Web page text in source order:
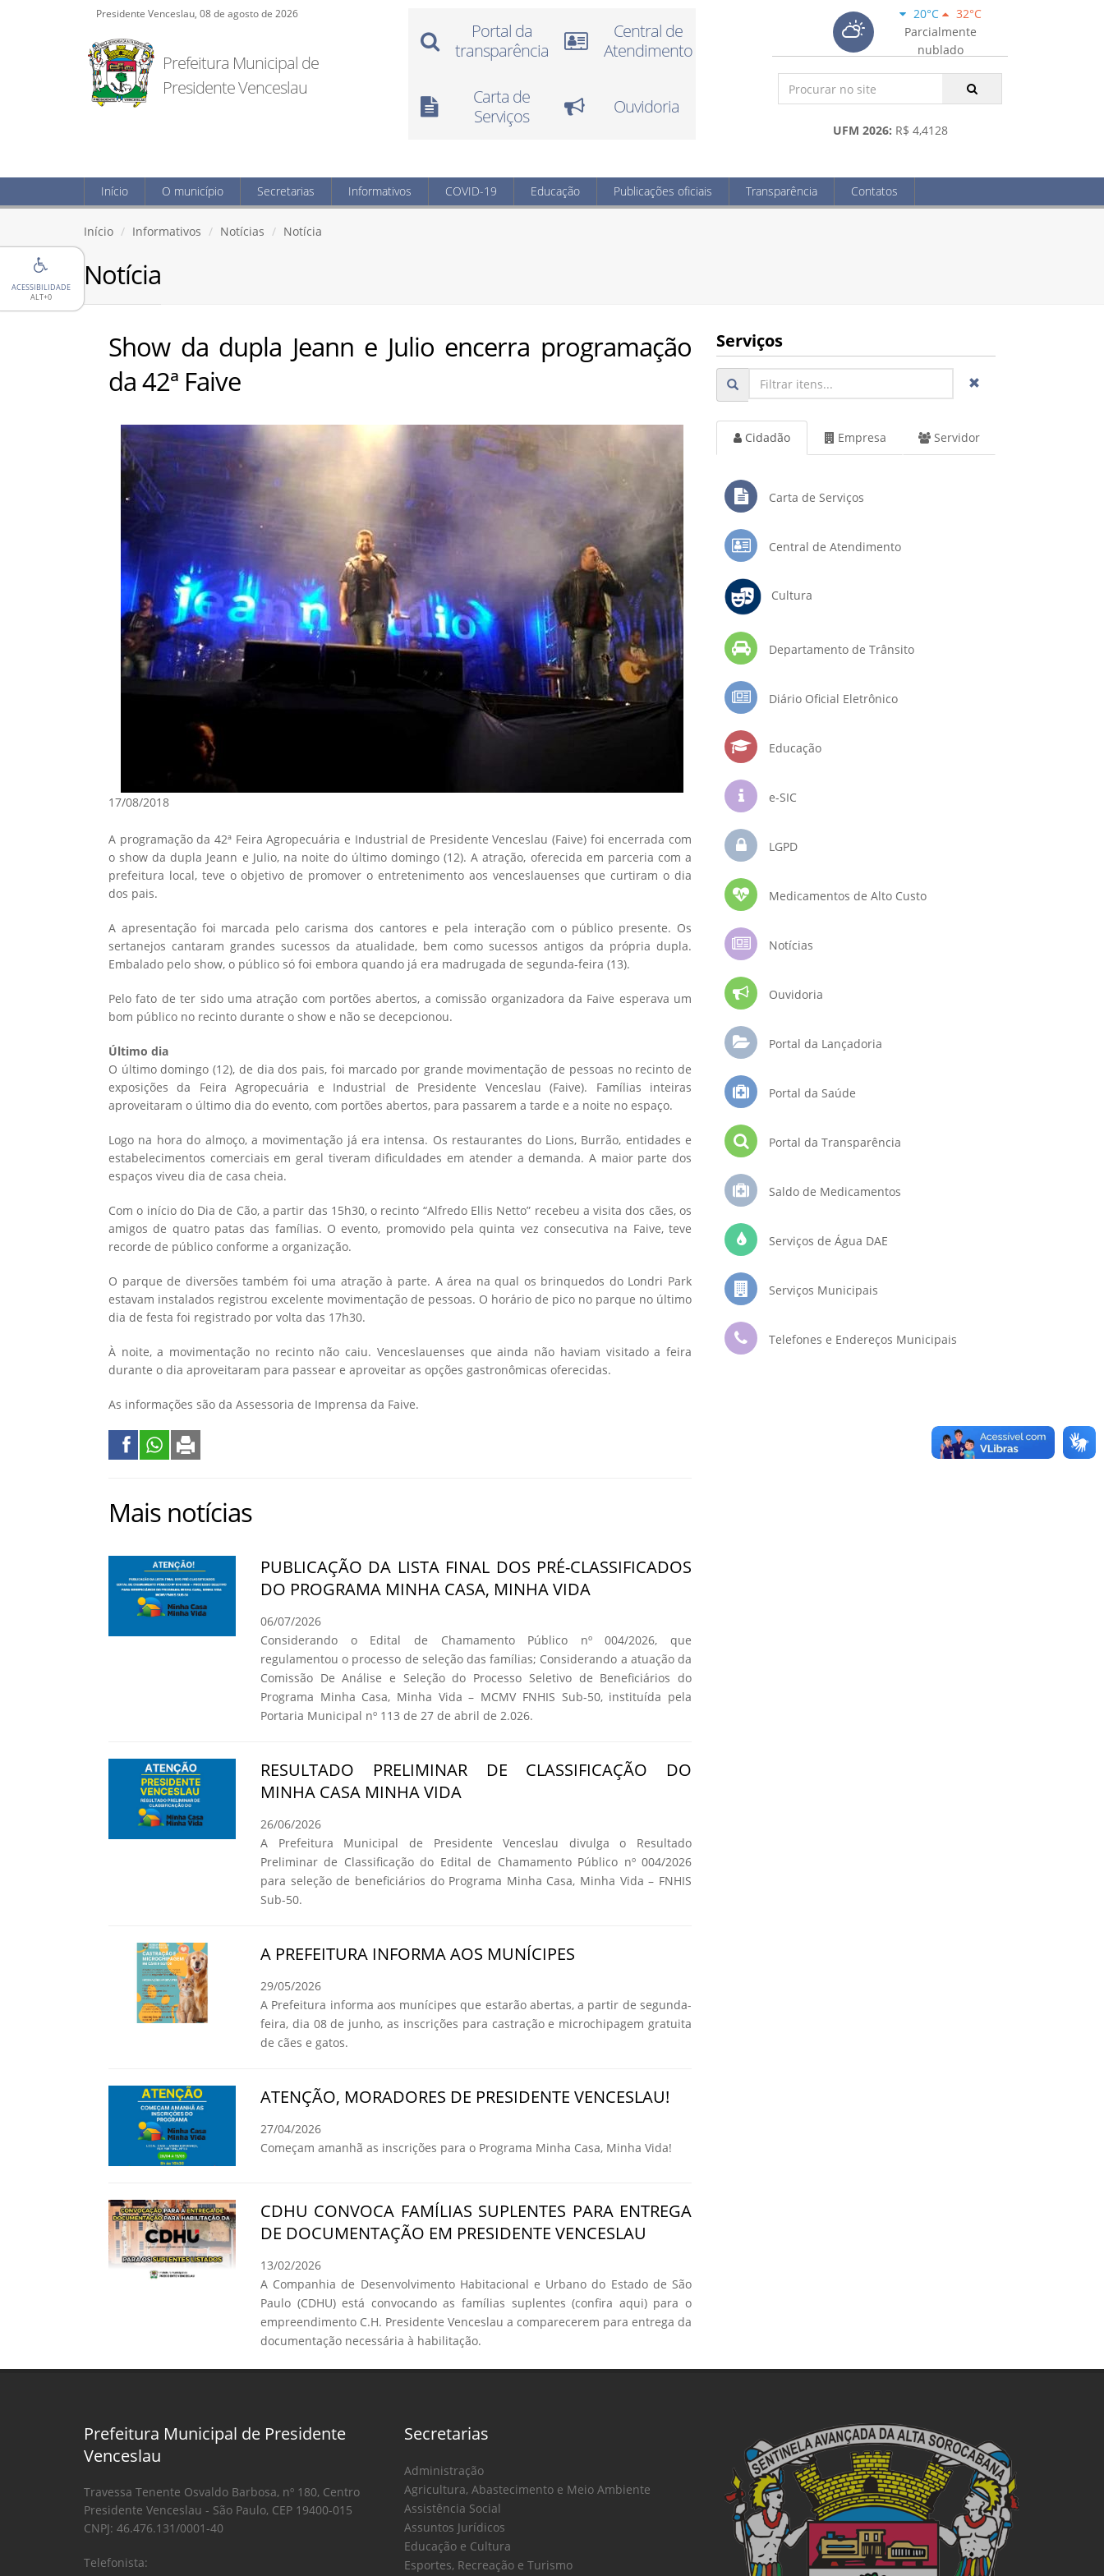
ACESSIBILIDADE
ALT+0
Presidente Venceslau, 08 de agosto de 2026
Prefeitura Municipal de
Presidente Venceslau
Portal da
transparência
Central de
Atendimento
Carta de
Serviços
Ouvidoria
20°C
32°C
Parcialmente
nublado
UFM 2026: R$ 4,4128
Início O município Secretarias Informativos COVID-19 Educação Publicações oficiais Transparência Contatos
Início Informativos Notícias Notícia
Notícia
Show da dupla Jeann e Julio encerra programação
da 42ª Faive
17/08/2018
A programação da 42ª Feira Agropecuária e Industrial de Presidente Venceslau (Faive) foi encerrada com
o show da dupla Jeann e Julio, na noite do último domingo (12). A atração, oferecida em parceria com a
prefeitura local, teve o objetivo de promover o entretenimento aos venceslauenses que curtiram o dia
dos pais.
A apresentação foi marcada pelo carisma dos cantores e pela interação com o público presente. Os
sertanejos cantaram grandes sucessos da atualidade, bem como sucessos antigos da própria dupla.
Embalado pelo show, o público só foi embora quando já era madrugada de segunda-feira (13).
Pelo fato de ter sido uma atração com portões abertos, a comissão organizadora da Faive esperava um
bom público no recinto durante o show e não se decepcionou.
Último dia
O último domingo (12), de dia dos pais, foi marcado por grande movimentação de pessoas no recinto de
exposições da Feira Agropecuária e Industrial de Presidente Venceslau (Faive). Famílias inteiras
aproveitaram o último dia do evento, com portões abertos, para passarem a tarde e a noite no espaço.
Logo na hora do almoço, a movimentação já era intensa. Os restaurantes do Lions, Burrão, entidades e
estabelecimentos comerciais em geral tiveram dificuldades em atender a demanda. A maior parte dos
espaços viveu dia de casa cheia.
Com o início do Dia de Cão, a partir das 15h30, o recinto “Alfredo Ellis Netto” recebeu a visita dos cães, os
amigos de quatro patas das famílias. O evento, promovido pela quinta vez consecutiva na Faive, teve
recorde de público conforme a organização.
O parque de diversões também foi uma atração à parte. A área na qual os brinquedos do Londri Park
estavam instalados registrou excelente movimentação de pessoas. O horário de pico no parque no último
dia de festa foi registrado por volta das 17h30.
À noite, a movimentação no recinto não caiu. Venceslauenses que ainda não haviam visitado a feira
durante o dia aproveitaram para passear e aproveitar as opções gastronômicas oferecidas.
As informações são da Assessoria de Imprensa da Faive.
Mais notícias
PUBLICAÇÃO DA LISTA FINAL DOS PRÉ-CLASSIFICADOS
DO PROGRAMA MINHA CASA, MINHA VIDA
06/07/2026
Considerando o Edital de Chamamento Público nº 004/2026, que
regulamentou o processo de seleção das famílias; Considerando a atuação da
Comissão De Análise e Seleção do Processo Seletivo de Beneficiários do
Programa Minha Casa, Minha Vida – MCMV FNHIS Sub-50, instituída pela
Portaria Municipal nº 113 de 27 de abril de 2.026.
RESULTADO PRELIMINAR DE CLASSIFICAÇÃO DO
MINHA CASA MINHA VIDA
26/06/2026
A Prefeitura Municipal de Presidente Venceslau divulga o Resultado
Preliminar de Classificação do Edital de Chamamento Público nº 004/2026
para seleção de beneficiários do Programa Minha Casa, Minha Vida – FNHIS
Sub-50.
A PREFEITURA INFORMA AOS MUNÍCIPES
29/05/2026
A Prefeitura informa aos munícipes que estarão abertas, a partir de segunda-
feira, dia 08 de junho, as inscrições para castração e microchipagem gratuita
de cães e gatos.
ATENÇÃO, MORADORES DE PRESIDENTE VENCESLAU!
27/04/2026
Começam amanhã as inscrições para o Programa Minha Casa, Minha Vida!
CDHU CONVOCA FAMÍLIAS SUPLENTES PARA ENTREGA
DE DOCUMENTAÇÃO EM PRESIDENTE VENCESLAU
13/02/2026
A Companhia de Desenvolvimento Habitacional e Urbano do Estado de São
Paulo (CDHU) está convocando as famílias suplentes (confira aqui) para o
empreendimento C.H. Presidente Venceslau a comparecerem para entrega da
documentação necessária à habilitação.
Serviços
Cidadão Empresa Servidor
Carta de Serviços
Central de Atendimento
Cultura
Departamento de Trânsito
Diário Oficial Eletrônico
Educação
e-SIC
LGPD
Medicamentos de Alto Custo
Notícias
Ouvidoria
Portal da Lançadoria
Portal da Saúde
Portal da Transparência
Saldo de Medicamentos
Serviços de Água DAE
Serviços Municipais
Telefones e Endereços Municipais
Prefeitura Municipal de Presidente
Venceslau
Travessa Tenente Osvaldo Barbosa, nº 180, Centro
Presidente Venceslau - São Paulo, CEP 19400-015
CNPJ: 46.476.131/0001-40
Telefonista:
Secretarias
Administração
Agricultura, Abastecimento e Meio Ambiente
Assistência Social
Assuntos Jurídicos
Educação e Cultura
Esportes, Recreação e Turismo